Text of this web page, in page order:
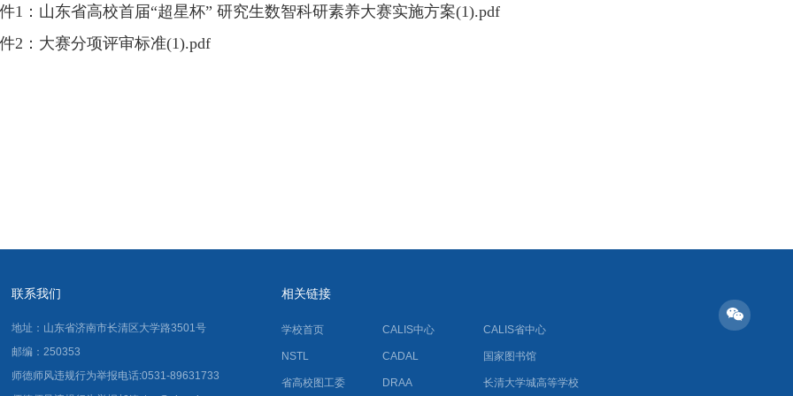
1：山东省高校首届“超星杯” 研究生数智科研素养大赛实施方案(1).pdf
2：大赛分项评审标准(1).pdf
联系我们
地址：山东省济南市长清区大学路3501号
邮编：250353
师德师风违规行为举报电话:0531-89631733
相关链接
学校首页 CALIS中心 CALIS省中心
NSTL CADAL 国家图书馆
省高校图工委 DRAA 长清大学城高等学校